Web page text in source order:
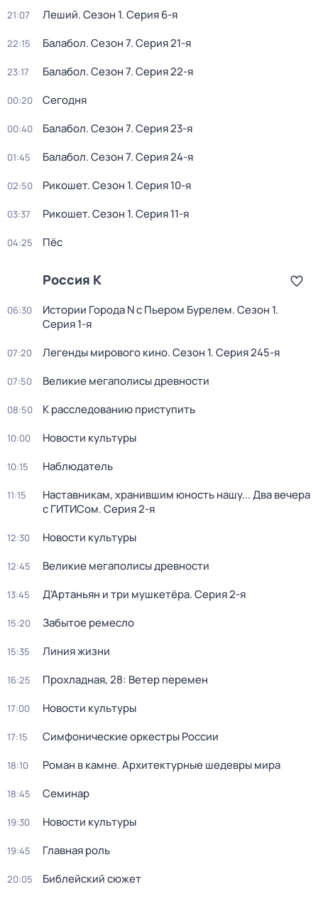
21:07 Леший. Сезон 1. Серия 6-я
22:15 Балабол. Сезон 7. Серия 21-я
23:17 Балабол. Сезон 7. Серия 22-я
00:20 Сегодня
00:40 Балабол. Сезон 7. Серия 23-я
01:45 Балабол. Сезон 7. Серия 24-я
02:50 Рикошет. Сезон 1. Серия 10-я
03:37 Рикошет. Сезон 1. Серия 11-я
04:25 Пёс
Россия К
06:30 Истории Города N с Пьером Бурелем. Сезон 1.
Серия 1-я
07:20 Легенды мирового кино. Сезон 1. Серия 245-я
07:50 Великие мегаполисы древности
08:50 К расследованию приступить
10:00 Новости культуры
10:15 Наблюдатель
11:15
Наставникам, хранившим юность нашу... Два вечера
с ГИТИСом. Серия 2-я
12:30 Новости культуры
12:45 Великие мегаполисы древности
13:45 Д'Артаньян и три мушкетёра. Серия 2-я
15:20 Забытое ремесло
15:35 Линия жизни
16:25 Прохладная, 28: Ветер перемен
17:00 Новости культуры
17:15 Симфонические оркестры России
18:10 Роман в камне. Архитектурные шедевры мира
18:45 Семинар
19:30 Новости культуры
19:45 Главная роль
20:05 Библейский сюжет